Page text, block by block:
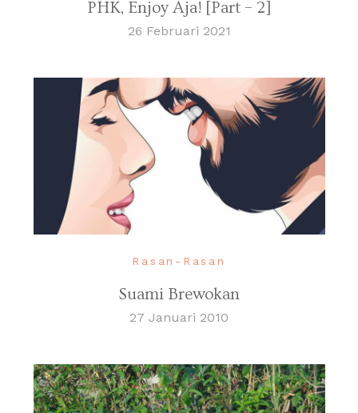
PHK, Enjoy Aja! [Part – 2]
26 Februari 2021
Rasan-Rasan
Suami Brewokan
27 Januari 2010